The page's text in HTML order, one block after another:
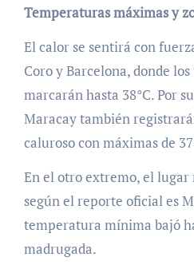
Temperaturas máximas y
El calor se sentirá con
Coro y Barcelona, donde
marcarán hasta 38°C. Por
Maracay también
caluroso con máximas de
En el otro extremo, el lugar
según el reporte oficial es
temperatura mínima bajó
madrugada.